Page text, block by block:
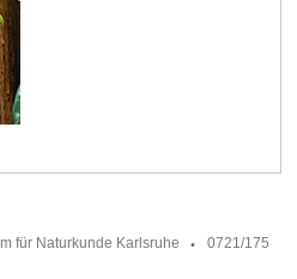
für Naturkunde Karlsruhe
0721/175